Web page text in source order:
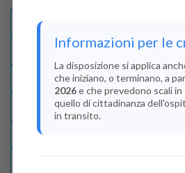
Disponibilità
Condizioni
Recensioni
Informazioni per le
La disposizione si applica
che iniziano, o terminano, a
2026e che prevedono scali in
quello di cittadinanza
in transito.